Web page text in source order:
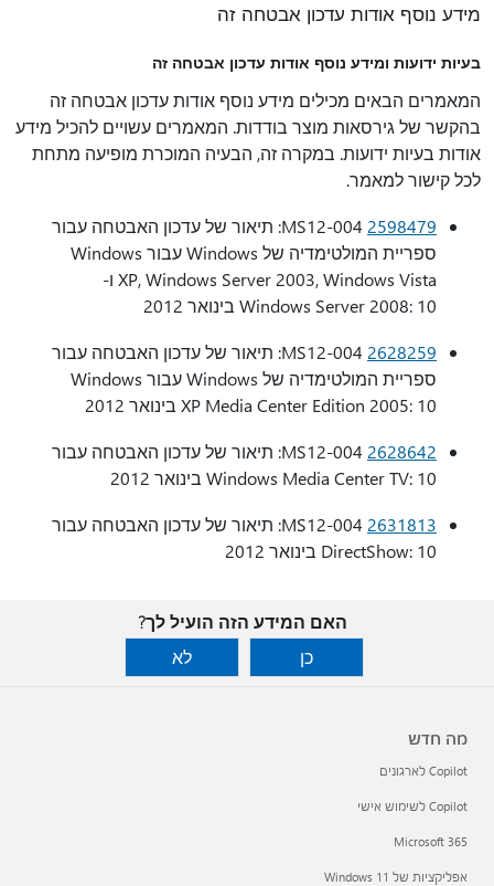
מידע נוסף אודות עדכון אבטחה זה
בעיות ידועות ומידע נוסף אודות עדכון אבטחה זה
המאמרים הבאים מכילים מידע נוסף אודות עדכון אבטחה זה
בהקשר של גירסאות מוצר בודדות. המאמרים עשויים להכיל מידע
אודות בעיות ידועות. במקרה זה, הבעיה המוכרת מופיעה מתחת
לכל קישור למאמר.
2598479
MS12-004: תיאור של עדכון האבטחה עבור
ספריית המולטימדיה של Windows עבור Windows
XP, Windows Server 2003, Windows Vista ו-
Windows Server 2008: 10 בינואר 2012
2628259
MS12-004: תיאור של עדכון האבטחה עבור
ספריית המולטימדיה של Windows עבור Windows
XP Media Center Edition 2005: 10 בינואר 2012
2628642
MS12-004: תיאור של עדכון האבטחה עבור
Windows Media Center TV: 10 בינואר 2012
2631813
MS12-004: תיאור של עדכון האבטחה עבור
DirectShow: 10 בינואר 2012
האם המידע הזה הועיל לך?
כן
לא
מה חדש
Copilot לארגונים
Copilot לשימוש אישי
Microsoft 365
אפליקציות של Windows 11‏